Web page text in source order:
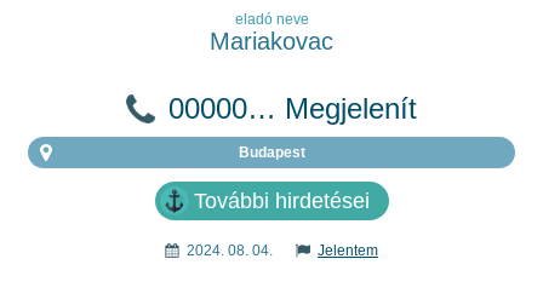
eladó neve
Mariakovac
00000… Megjelenít
Budapest
További hirdetései
2024. 08. 04. Jelentem